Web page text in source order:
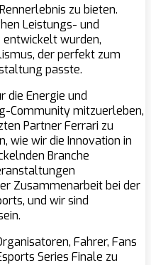
zu bieten.
Leistungs- und
entwickelt wurden,
der perfekt zum
passte.
die Energie und
Community mitzuerleben,
Partner Ferrari zu
wie wir die Innovation in
Branche
Zusammenarbeit bei der
und wir sind
Fahrer, Fans
Series Finale zu